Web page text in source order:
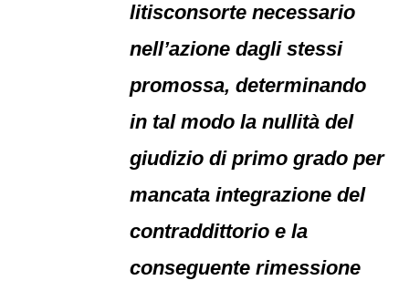
litisconsorte necessario
nell’azione dagli stessi
promossa, determinando
in tal modo la nullità del
giudizio di primo grado per
mancata integrazione del
contraddittorio e la
conseguente rimessione